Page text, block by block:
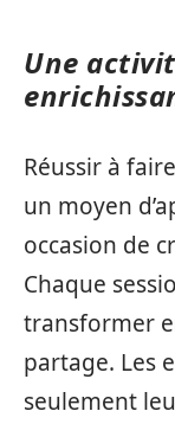
Une
Réussir à
un moyen
occasion de
Chaque
transformer
partage. Les
seulement